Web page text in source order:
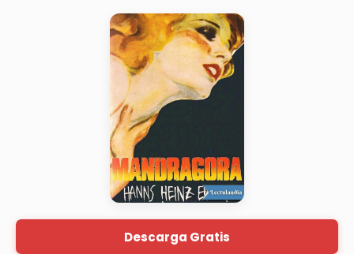
Descarga Gratis